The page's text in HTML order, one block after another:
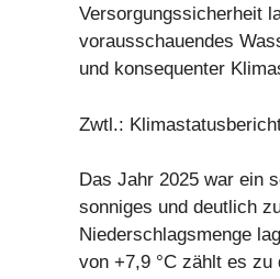
Versorgungssicherheit
vorausschauendes
und konsequenter
Zwtl.:
Das Jahr 2025 war ein
sonniges und deutlich
Niederschlagsmenge
von +7,9 °C zählt es